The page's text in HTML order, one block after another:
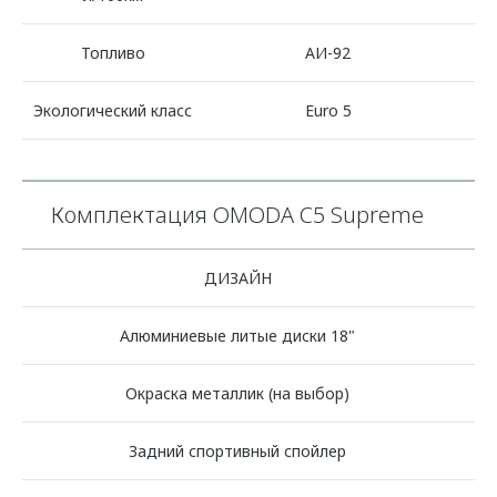
Топливо АИ-92
Экологический класс Euro 5
Комплектация OMODA C5 Supreme
ДИЗАЙН
Алюминиевые литые диски 18"
Окраска металлик (на выбор)
Задний спортивный спойлер